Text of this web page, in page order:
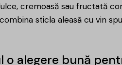
cremoasă sau fructată
sticla aleasă cu vin
o alegere bună